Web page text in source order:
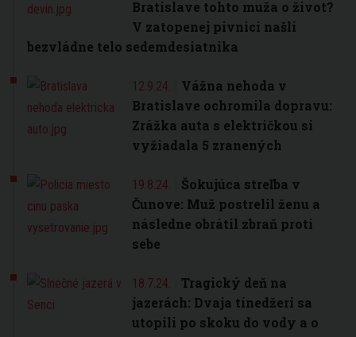
Bratislave tohto muža o život?
V zatopenej pivnici našli
bezvládne telo sedemdesiatnika
12.9.24.
Vážna nehoda v
Bratislave ochromila dopravu:
Zrážka auta s električkou si
vyžiadala 5 zranených
19.8.24.
Šokujúca streľba v
Čunove: Muž postrelil ženu a
následne obrátil zbraň proti
sebe
18.7.24.
Tragický deň na
jazerách: Dvaja tínedžeri sa
utopili po skoku do vody a o